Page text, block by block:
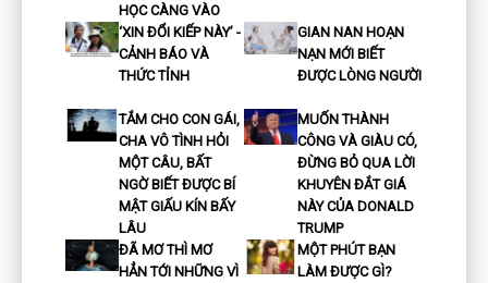
HỌC CÀNG VÀO
‘XIN ĐỔI KIẾP NÀY’ -
CẢNH BÁO VÀ
THỨC TỈNH
GIAN NAN HOẠN
NẠN MỚI BIẾT
ĐƯỢC LÒNG NGƯỜI
TẮM CHO CON GÁI,
CHA VÔ TÌNH HỎI
MỘT CÂU, BẤT
NGỜ BIẾT ĐƯỢC BÍ
MẬT GIẤU KÍN BẤY
LÂU
MUỐN THÀNH
CÔNG VÀ GIÀU CÓ,
ĐỪNG BỎ QUA LỜI
KHUYÊN ĐẮT GIÁ
NÀY CỦA DONALD
TRUMP
ĐÃ MƠ THÌ MƠ
HẲN TỚI NHỮNG VÌ
MỘT PHÚT BẠN
LÀM ĐƯỢC GÌ?